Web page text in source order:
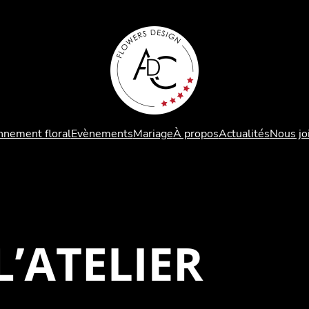
floralEvènementsMariageÀ proposActualitésNous